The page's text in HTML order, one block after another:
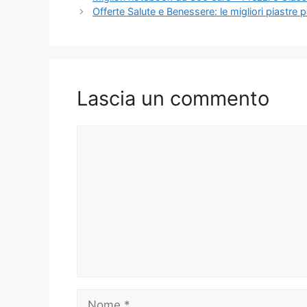
Offerte Salute e Benessere: le migliori piastre
Lascia un commento
Nome